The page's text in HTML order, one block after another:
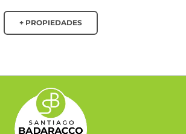
+ PROPIEDADES